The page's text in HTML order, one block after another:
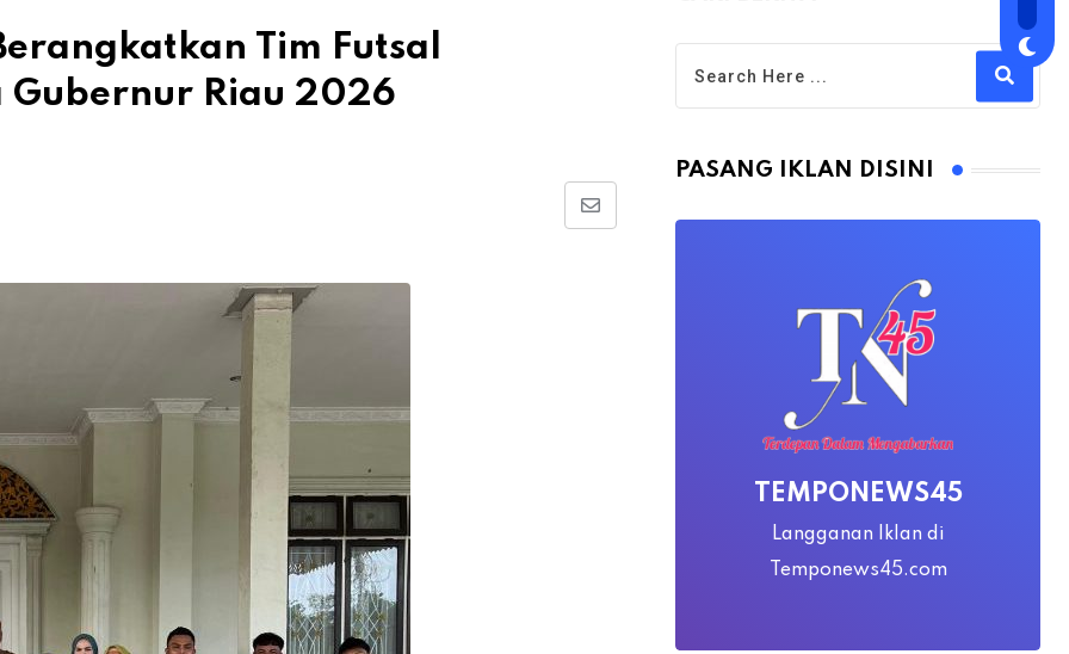
Tim Futsal
Riau 2026
Share
PASANG IKLAN DISINI
TEMPONEWS45
Langganan Iklan di
Temponews45.com